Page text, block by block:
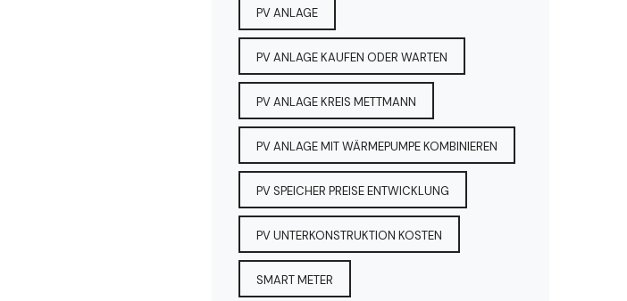
PV ANLAGE
PV ANLAGE KAUFEN ODER WARTEN
PV ANLAGE KREIS METTMANN
PV ANLAGE MIT WÄRMEPUMPE KOMBINIEREN
PV SPEICHER PREISE ENTWICKLUNG
PV UNTERKONSTRUKTION KOSTEN
SMART METER